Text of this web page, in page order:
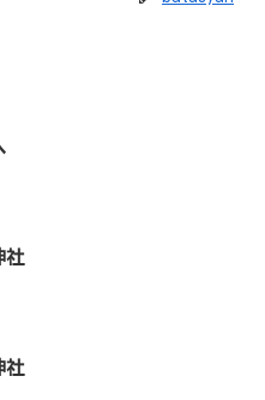
社
社